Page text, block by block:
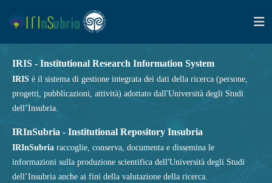
IRIS - Institutional Research Information System
IRIS è il sistema di gestione integrata dei dati della ricerca (persone,
progetti, pubblicazioni, attività) adottato dall'Università degli Studi
dell’Insubria.
IRInSubria - Institutional Repository Insubria
IRInSubria raccoglie, conserva, documenta e dissemina le
informazioni sulla produzione scientifica dell'Università degli Studi
dell’Insubria anche ai fini della valutazione della ricerca.